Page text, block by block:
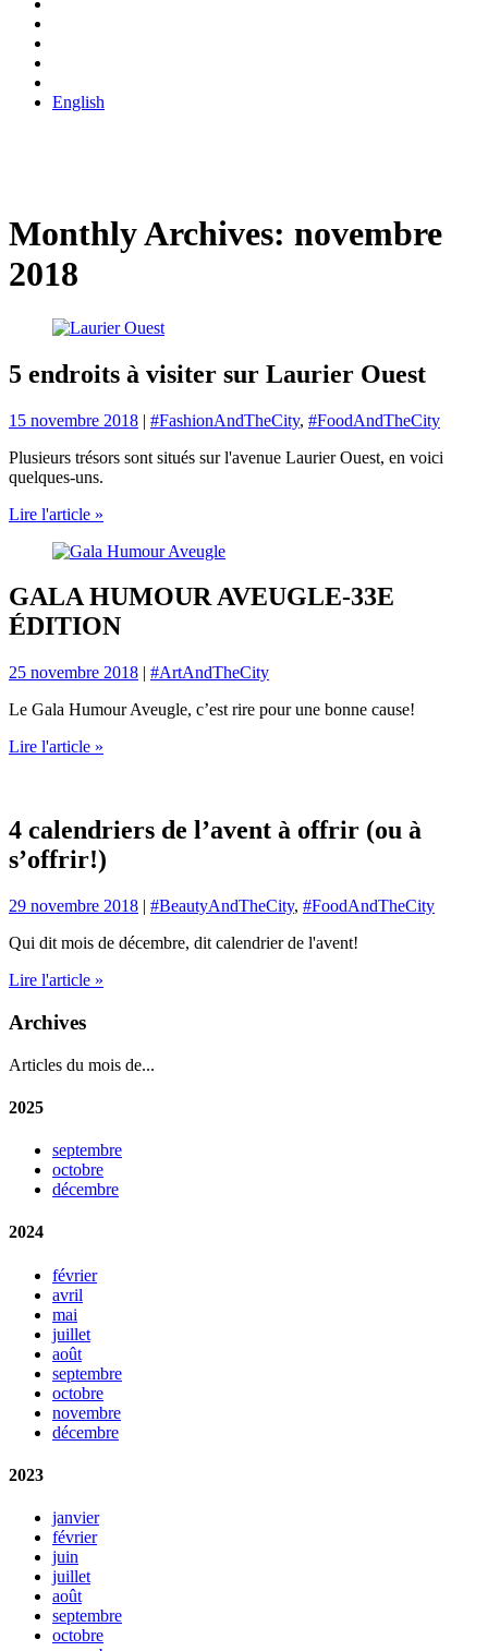
English
Monthly Archives: novembre
2018
5 endroits à visiter sur Laurier Ouest
15 novembre 2018 | #FashionAndTheCity, #FoodAndTheCity
Plusieurs trésors sont situés sur l'avenue Laurier Ouest, en voici
quelques-uns.
Lire l'article »
GALA HUMOUR AVEUGLE-33E
ÉDITION
25 novembre 2018 | #ArtAndTheCity
Le Gala Humour Aveugle, c’est rire pour une bonne cause!
Lire l'article »
4 calendriers de l’avent à offrir (ou à
s’offrir!)
29 novembre 2018 | #BeautyAndTheCity, #FoodAndTheCity
Qui dit mois de décembre, dit calendrier de l'avent!
Lire l'article »
Archives
Articles du mois de...
2025
septembre
octobre
décembre
2024
février
avril
mai
juillet
août
septembre
octobre
novembre
décembre
2023
janvier
février
juin
juillet
août
septembre
octobre